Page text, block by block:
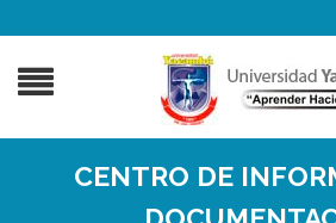
CENTRO DE